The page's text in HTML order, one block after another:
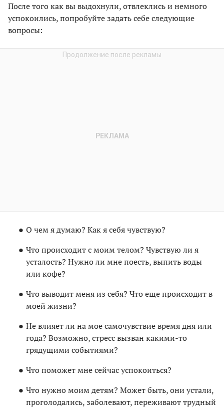
После того как вы выдохнули, отвлеклись и немного
успокоились, попробуйте задать себе следующие
вопросы:
О чем я думаю? Как я себя чувствую?
Что происходит с моим телом? Чувствую ли я
усталость? Нужно ли мне поесть, выпить воды
или кофе?
Что выводит меня из себя? Что еще происходит в
моей жизни?
Не влияет ли на мое самочувствие время дня или
года? Возможно, стресс вызван какими-то
грядущими событиями?
Что поможет мне сейчас успокоиться?
Что нужно моим детям? Может быть, они устали,
проголодались, заболевают, переживают трудный